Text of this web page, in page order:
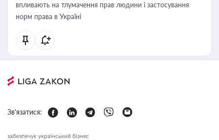
впливають на тлумачення прав людини і застосування
норм права в Україні
Зв'язатися:
забезпечує український бізнес